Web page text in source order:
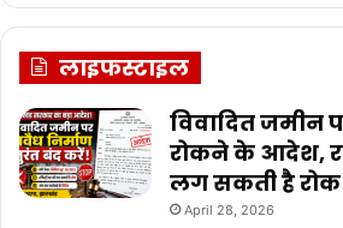
लाइफस्टाइल
विवादित जमीन
रोकने के आदेश,
लग सकती है रोक
April 28, 2026